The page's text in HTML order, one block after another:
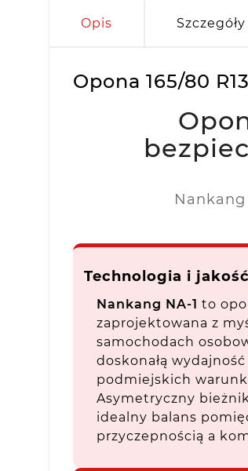
Opis
Opona 165/80
Technologia i jakość
Nankang NA-1 to
zaprojektowana z
samochodach
doskonałą
podmiejskich
Asymetryczny
idealny balans
przyczepnością a